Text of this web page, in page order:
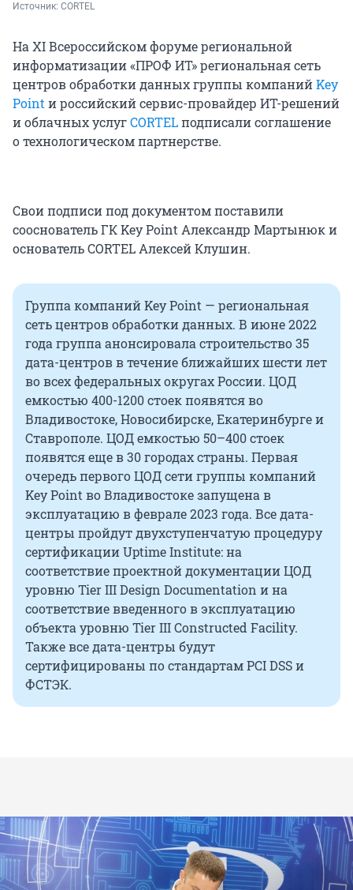
Источник: CORTEL
На XI Всероссийском форуме региональной
информатизации «ПРОФ ИТ» региональная сеть
центров обработки данных группы компанийKey
Pointи российский сервис-провайдер ИТ-решений
и облачных услугCORTELподписали соглашение
о технологическом партнерстве.
Свои подписи под документом поставили
сооснователь ГК Key Point Александр Мартынюк и
основатель CORTEL Алексей Клушин.
Группа компаний Key Point — региональная
сеть центров обработки данных. В июне 2022
года группа анонсировала строительство 35
дата-центров в течение ближайших шести лет
во всех федеральных округах России. ЦОД
емкостью 400-1200 стоек появятся во
Владивостоке, Новосибирске, Екатеринбурге и
Ставрополе. ЦОД емкостью 50–400 стоек
появятся еще в 30 городах страны. Первая
очередь первого ЦОД сети группы компаний
Key Point во Владивостоке запущена в
эксплуатацию в феврале 2023 года. Все дата-
центры пройдут двухступенчатую процедуру
сертификации Uptime Institute: на
соответствие проектной документации ЦОД
уровню Tier III Design Documentation и на
соответствие введенного в эксплуатацию
объекта уровню Tier III Constructed Facility.
Также все дата-центры будут
сертифицированы по стандартам PCI DSS и
ФСТЭК.